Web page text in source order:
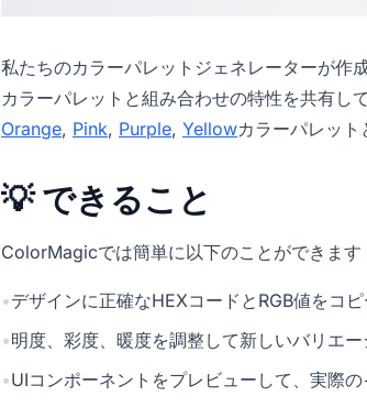
私たちのカラーパレットジェネレーターが作
カラーパレットと組み合わせの特性を共有し
Orange, Pink, Purple, Yellowカラーパレット
💡 できること
ColorMagicでは簡単に以下のことができます
•デザインに正確なHEXコードとRGB値をコピ
•明度、彩度、暖度を調整して新しいバリエ
•UIコンポーネントをプレビューして、実際